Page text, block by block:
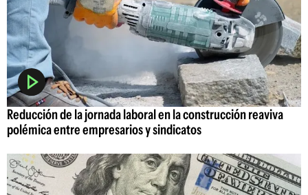
Reducción de la jornada laboral en la construcción reaviva
polémica entre empresarios y sindicatos